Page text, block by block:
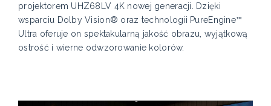
projektorem UHZ68LV 4K nowej generacji. Dzięki
wsparciu Dolby Vision® oraz technologii PureEngine™
Ultra oferuje on spektakularną jakość obrazu, wyjątkową
ostrość i wierne odwzorowanie kolorów.